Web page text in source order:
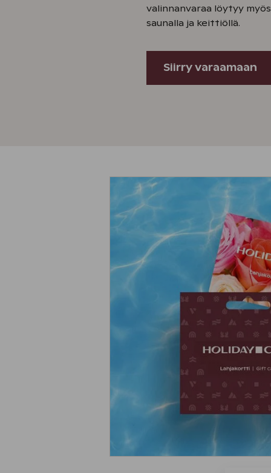
valinnanvaraa löytyy
saunalla ja keittiöllä.
Siirry varaamaan